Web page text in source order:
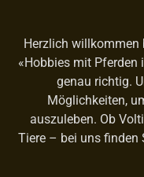
Herzlich willkommen
«Hobbies mit Pferden
genau richtig.
Möglichkeiten,
auszuleben. Ob
Tiere – bei uns finden